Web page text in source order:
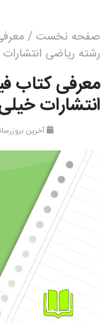
صفحه نخست/
رشته ریاضی
معرفی کتاب
انتشارات
آخرین بروزرسانی: